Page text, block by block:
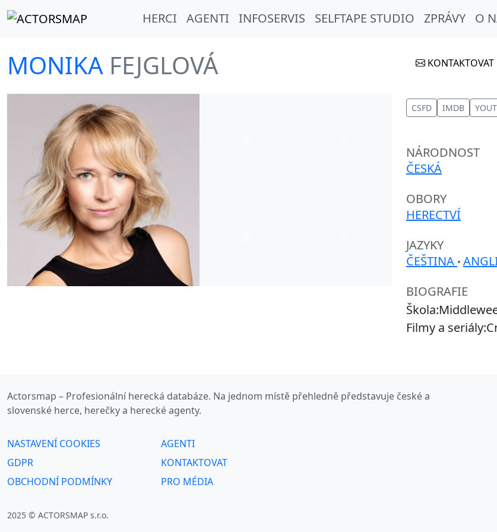
HERCI AGENTI INFOSERVIS SELFTAPE STUDIO ZPRÁVY O
MONIKA FEJGLOVÁ KONTAKTOVAT
CSFD IMDB
NÁRODNOST
ČESKÁ
OBORY
HERECTVÍ
JAZYKY
ČEŠTINA •
BIOGRAFIE
Filmy a
Actorsmap – Profesionální herecká databáze. Na jednom místě přehledně představuje české a
slovenské herce, herečky a herecké agenty.
NASTAVENÍ COOKIES
GDPR
OBCHODNÍ PODMÍNKY
AGENTI
KONTAKTOVAT
PRO MÉDIA
2025 © ACTORSMAP s.r.o.